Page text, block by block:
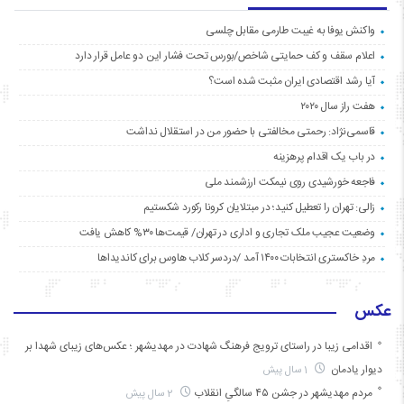
واکنش یوفا به غیبت طارمی مقابل چلسی
اعلام سقف و کف حمایتی شاخص/بورس تحت فشار این دو عامل قرار دارد
آیا رشد اقتصادی ایران مثبت شده است؟
هفت راز سال ۲۰۲۰
قاسمی‌نژاد: رحمتی مخالفتی با حضور من در استقلال نداشت
در باب یک اقدام پرهزینه
فاجعه خورشیدی روی نیمکت ارزشمند ملی
زالی: تهران را تعطیل کنید؛ در مبتلایان کرونا رکورد شکستیم
وضعیت عجیب ملک تجاری و اداری در تهران/ قیمت‌ها ۳۰% کاهش یافت
مردِ خاکستری انتخابات ۱۴۰۰ آمد /دردسر کلاب هاوس برای کاندیداها
عکس
اقدامی زیبا در راستای ترویج فرهنگ شهادت در مهدیشهر ؛ عکس‌های زیبای شهدا بر
دیوار یادمان
مردم مهدیشهر در جشن ۴۵ سالگیِ انقلاب